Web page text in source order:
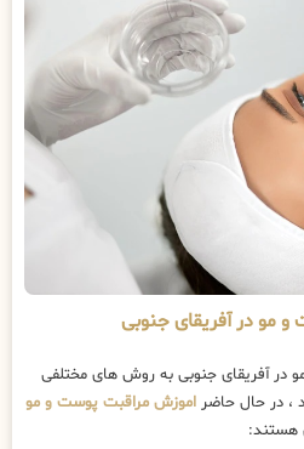
مو در آفریقای جنوبی
در آفریقای جنوبی به روش های مختلفی
، در حال حاضر اموزش مراقبت پوست و مو
هستند: